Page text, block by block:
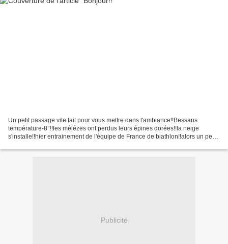
Un petit passage vite fait pour vous mettre dans l'ambiance!!Bessans
température-8°!!les mélézes ont perdus leurs épines dorées!!la neige
s'installe!!hier entrainement de l'équipe de France de biathlon!!alors un peu
Publicité